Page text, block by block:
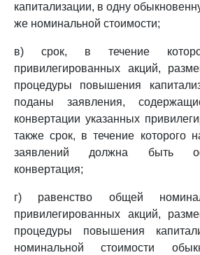
капитализации, в одну
же номинальной стоимости;
в) срок, в течение
привилегированных акций,
процедуры повышения
поданы заявления,
конвертации указанных
также срок, в течение которого
заявлений должна быть
конвертация;
г) равенство общей
привилегированных акций,
процедуры повышения
номинальной стоимости